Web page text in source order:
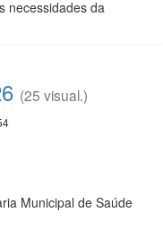
necessidades da
(25 visual.)
Municipal de Saúde